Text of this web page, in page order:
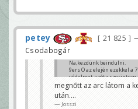
petey 21 825
Csodabogár
Na,kezdünk beindulni.
9ers O az elején ezekkel a
védelmet,azóta szerintem
undisputedly
megnőtt az arc látom a
után....
Josszi